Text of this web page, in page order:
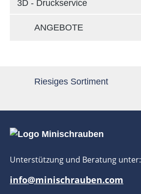
3D - Druckservice
ANGEBOTE
Riesiges Sortiment
Unterstützung und Beratung unter:
info@minischrauben.com